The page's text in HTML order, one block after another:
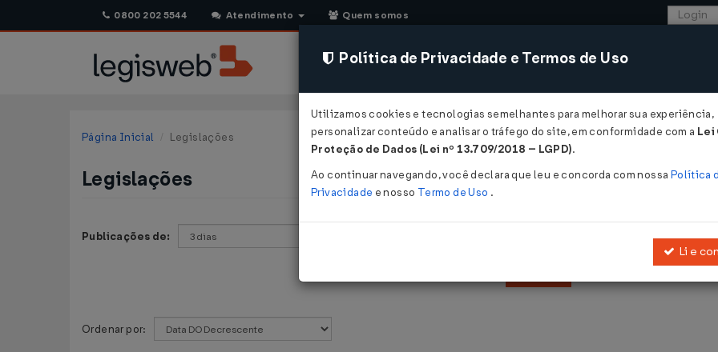
0800 202 5544 Atendimento Quem somos
CONSULTORIA SISTEMAS COMÉRCIO
Página Inicial Legislações
Legislações
Publicações de:
Ordenar por:
Política de Privacidade e Termos de Uso
Utilizamos cookies e tecnologias semelhantes para melhorar sua experiência,
personalizar conteúdo e analisar o tráfego do site, em conformidade com a Lei
Proteção de Dados (Lei nº 13.709/2018 – LGPD).
Ao continuar navegando, você declara que leu e concorda com nossa Política
Privacidade e nosso Termo de Uso .
Li e